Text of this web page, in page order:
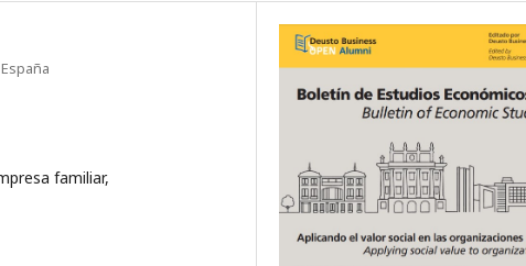
familiar,